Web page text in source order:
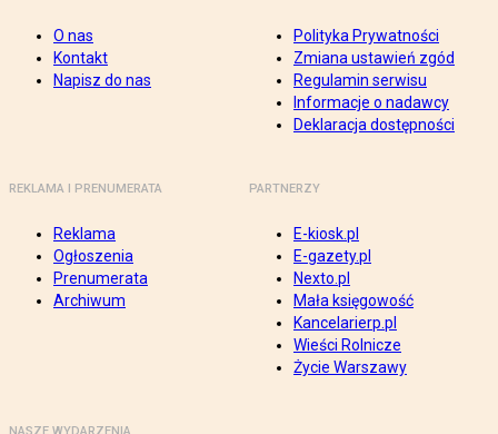
O nas
Kontakt
Napisz do nas
Polityka Prywatności
Zmiana ustawień zgód
Regulamin serwisu
Informacje o nadawcy
Deklaracja dostępności
REKLAMA I PRENUMERATA
Reklama
Ogłoszenia
Prenumerata
Archiwum
PARTNERZY
E-kiosk.pl
E-gazety.pl
Nexto.pl
Mała księgowość
Kancelarierp.pl
Wieści Rolnicze
Życie Warszawy